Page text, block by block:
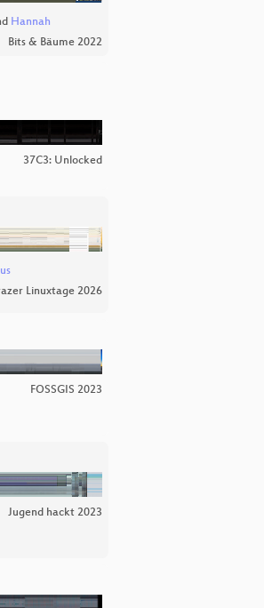
Hannah
Bits & Bäume 2022
37C3: Unlocked
Linuxtage 2026
FOSSGIS 2023
Jugend hackt 2023